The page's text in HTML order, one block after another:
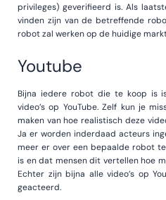
privileges) geverifieerd is. Als
vinden zijn van de betreffende
robot zal werken op de huidige
Youtube
Bijna iedere robot die te koop is
video’s op YouTube. Zelf kun je
maken van hoe realistisch deze
Ja er worden inderdaad acteurs
meer er over een bepaalde robot
is en dat mensen dit vertellen hoe
Echter zijn bijna alle video’s op
geacteerd.